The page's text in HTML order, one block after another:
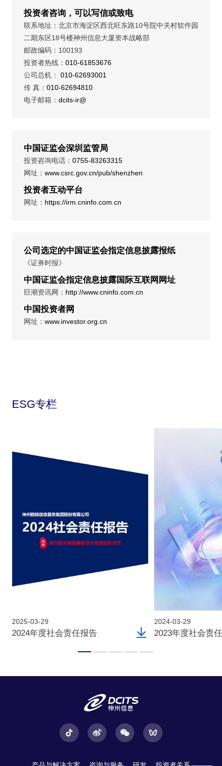
投资者咨询，可以写信或致电
联系地址：北京市海淀区西北旺东路10号院中关村软件园
二期东区18号楼神州信息大厦资本战略部
邮政编码：100193
投资者热线： 010-61853676
公司总机： 010-62693001
传 真： 010-62694810
电子邮箱： dcits-ir@
中国证监会深圳监管局
投资咨询电话： 0755-83263315
网址： www.csrc.gov.cn/pub/shenzhen
投资者互动平台
网址： https://irm.cninfo.com.cn
公司选定的中国证监会指定信息披露报纸
《证券时报》
中国证监会指定信息披露国际互联网网址
巨潮资讯网： http://www.cninfo.com.cn
中国投资者网
网址： www.investor.org.cn
ESG专栏
2025-03-29
2024年度社会责任报告
2024-03-29
2023年度社会责